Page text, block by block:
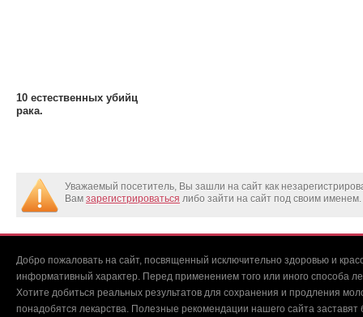
10 естественных убийц
рака.
Уважаемый посетитель, Вы зашли на сайт как
Вам зарегистрироваться либо зайти на сайт под своим именем.
Добро пожаловать на сайт, посвященный исключительно здоровью и
информативный характер. Перед применением того или иного способа
Хотите добиться реальных результатов для сохранения и продления
понадобятся лекарства. Полезные рекомендации нашего сайта